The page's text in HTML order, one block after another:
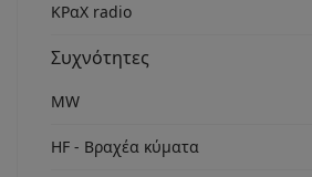
ΚΡαΧ radio
Συχνότητες
MW
HF - Βραχέα κύματα